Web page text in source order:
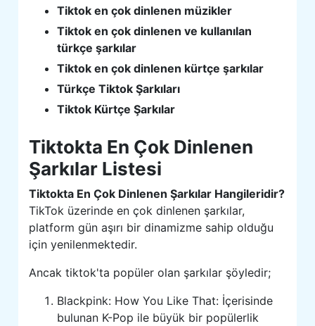
Tiktok en çok dinlenen müzikler
Tiktok en çok dinlenen ve kullanılan
türkçe şarkılar
Tiktok en çok dinlenen kürtçe şarkılar
Türkçe Tiktok Şarkıları
Tiktok Kürtçe Şarkılar
Tiktokta En Çok Dinlenen
Şarkılar Listesi
Tiktokta En Çok Dinlenen Şarkılar Hangileridir?
TikTok üzerinde en çok dinlenen şarkılar,
platform gün aşırı bir dinamizme sahip olduğu
için yenilenmektedir.
Ancak tiktok'ta popüler olan şarkılar şöyledir;
Blackpink: How You Like That: İçerisinde
bulunan K-Pop ile büyük bir popülerlik